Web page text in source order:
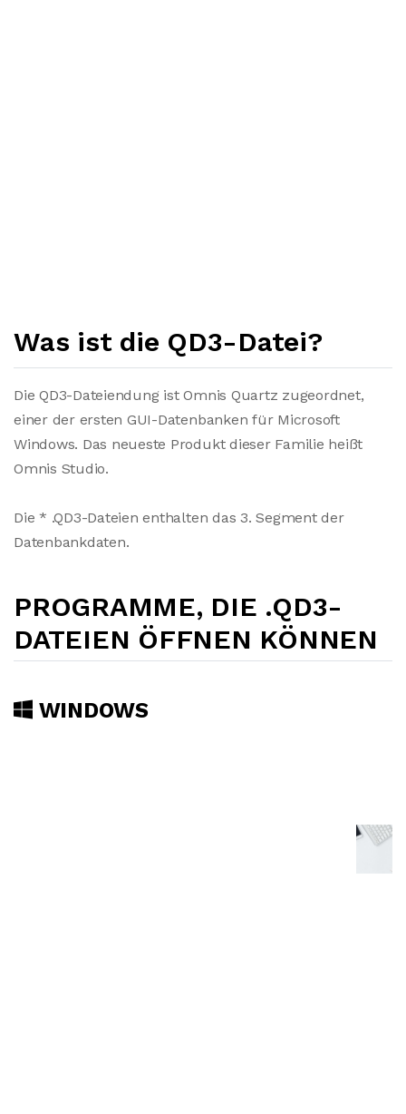
Was ist die QD3-Datei?
Die QD3-Dateiendung ist Omnis Quartz zugeordnet,
einer der ersten GUI-Datenbanken für Microsoft
Windows. Das neueste Produkt dieser Familie heißt
Omnis Studio.
Die * .QD3-Dateien enthalten das 3. Segment der
Datenbankdaten.
PROGRAMME, DIE .QD3-
DATEIEN ÖFFNEN KÖNNEN
WINDOWS